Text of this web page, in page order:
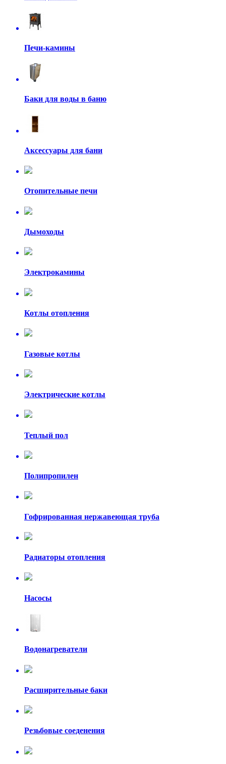
Печи-камины
Баки для воды в баню
Аксессуары для бани
Отопительные печи
Дымоходы
Электрокамины
Котлы отопления
Газовые котлы
Электрические котлы
Теплый пол
Полипропилен
Гофрированная нержавеющая труба
Радиаторы отопления
Насосы
Водонагреватели
Расширительные баки
Резьбовые соеденения